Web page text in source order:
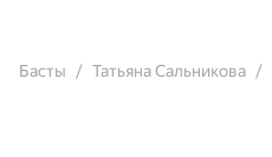
Басты Татьяна Сальникова